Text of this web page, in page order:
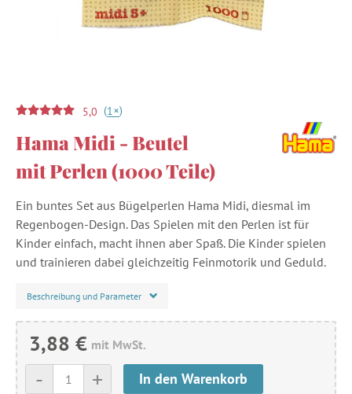
5,0 (1+)
Hama Midi - Beutel
mit Perlen (1000 Teile)
Ein buntes Set aus Bügelperlen Hama Midi, diesmal im
Regenbogen-Design. Das Spielen mit den Perlen ist für
Kinder einfach, macht ihnen aber Spaß. Die Kinder spielen
und trainieren dabei gleichzeitig Feinmotorik und Geduld.
Beschreibung und Parameter
3,88 € mit MwSt.
+
- In den Warenkorb